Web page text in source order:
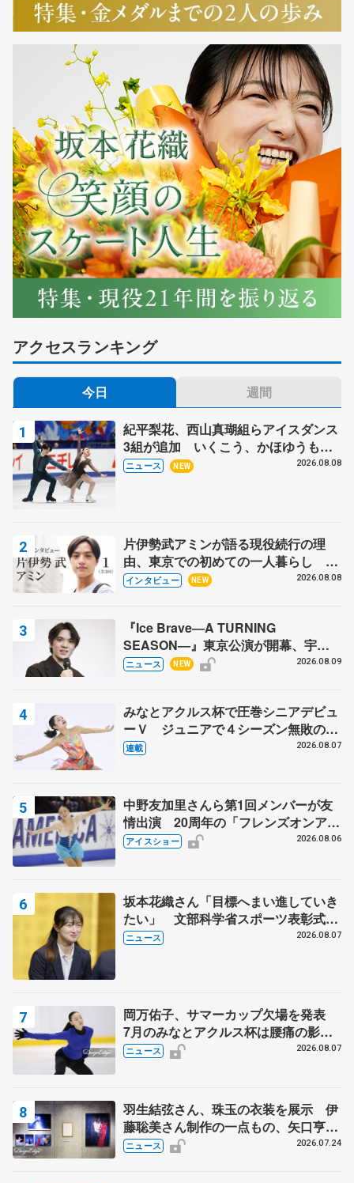
アクセスランキング
今日 週間
紀平梨花、西山真瑚組らアイスダンス
3組が追加 いくこう、かほゆうも、
木下グループ杯
ニュース NEW 2026.08.08
片伊勢武アミンが語る現役続行の理
由、東京での初めての一人暮らし 注
目スケーターの「今」に迫る
インタビュー NEW 2026.08.08
『Ice Brave―A TURNING
SEASON―』東京公演が開幕、宇野
昌磨の『Ice Brave』にかける思いを
ニュース NEW 2026.08.09
みなとアクルス杯で圧巻シニアデビュ
ーＶ ジュニアで４シーズン無敗の島
田麻央
連載 2026.08.07
中野友加里さんら第1回メンバーが友
情出演 20周年の「フレンズオンアイ
ス」 宮本賢二さん、有川梨絵さん、
アイスショー 2026.08.06
坂本花織さん「目標へまい進していき
たい」 文部科学省スポーツ表彰式で
代表謝辞
ニュース 2026.08.07
岡万佑子、サマーカップ欠場を発表
7月のみなとアクルス杯は腰痛の影響
で
ニュース 2026.08.07
羽生結弦さん、珠玉の衣装を展示 伊
藤聡美さん制作の一点もの、矢口亨さ
んが撮影
ニュース 2026.07.24